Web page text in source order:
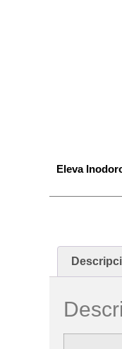
Eleva